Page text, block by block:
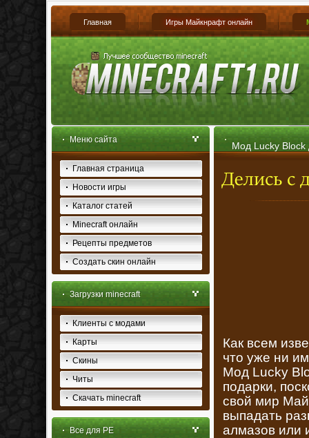
Главная Игры Майкнрафт онлайн
Меню сайта
Главная страница
Новости игры
Каталог статей
Minecraft онлайн
Рецепты предметов
Создать скин онлайн
Загрузки minecraft
Клиенты с модами
Карты
Скины
Читы
Скачать minecraft
Все для PE
Мод Lucky Block
Как всем
что уже ни
Мод Lucky
подарки,
свой мир
выпадать
алмазов или